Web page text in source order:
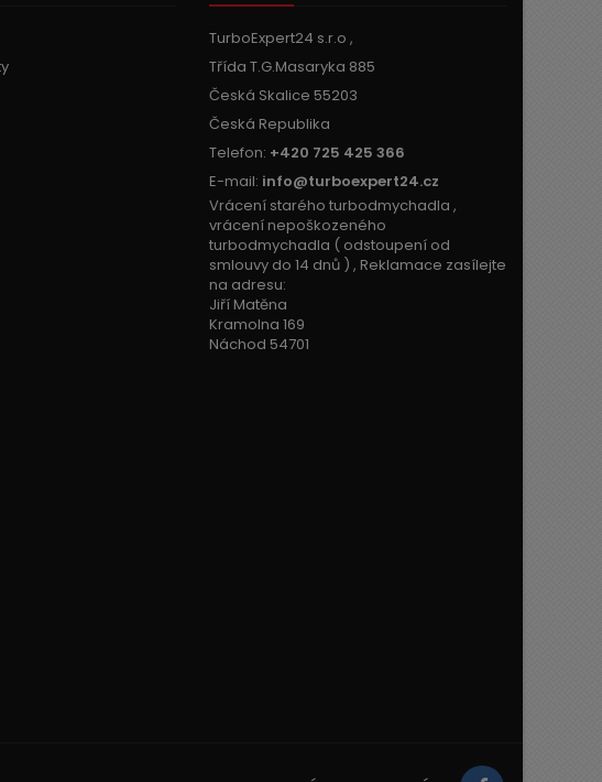
TurboExpert24 s.r.o ,
Třída T.G.Masaryka 885
Česká Skalice 55203
Česká Republika
Telefon: +420 725 425 366
E-mail: info@turboexpert24.cz
Vrácení starého turbodmychadla ,
vrácení nepoškozeného
turbodmychadla ( odstoupení od
smlouvy do 14 dnů ) , Reklamace zasílejte
na adresu:
Jiří Matěna
Kramolna 169
Náchod 54701